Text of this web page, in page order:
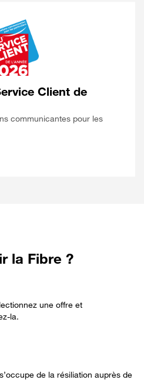
Client de
communicantes pour les
la Fibre ?
une offre et
la.
de la résiliation auprès de